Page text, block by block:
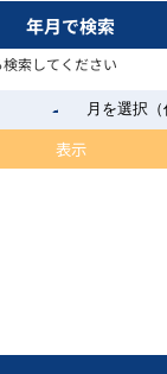
年月で検索
索してください
表示